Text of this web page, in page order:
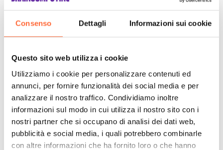
Consenso Dettagli Informazioni sui cookie
Questo sito web utilizza i cookie
Utilizziamo i cookie per personalizzare contenuti ed
annunci, per fornire funzionalità dei social media e per
analizzare il nostro traffico. Condividiamo inoltre
informazioni sul modo in cui utilizza il nostro sito con i
nostri partner che si occupano di analisi dei dati web,
pubblicità e social media, i quali potrebbero combinarle
con altre informazioni che ha fornito loro o che hanno